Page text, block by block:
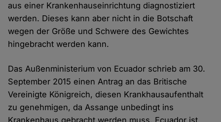
aus einer Krankenhauseinrichtung diagnostiziert
werden. Dieses kann aber nicht in die Botschaft
wegen der Größe und Schwere des Gewichtes
hingebracht werden kann.
Das Außenministerium von Ecuador schrieb am 30.
September 2015 einen Antrag an das Britische
Vereinigte Königreich, diesen Krankhausaufenthalt
zu genehmigen, da Assange unbedingt ins